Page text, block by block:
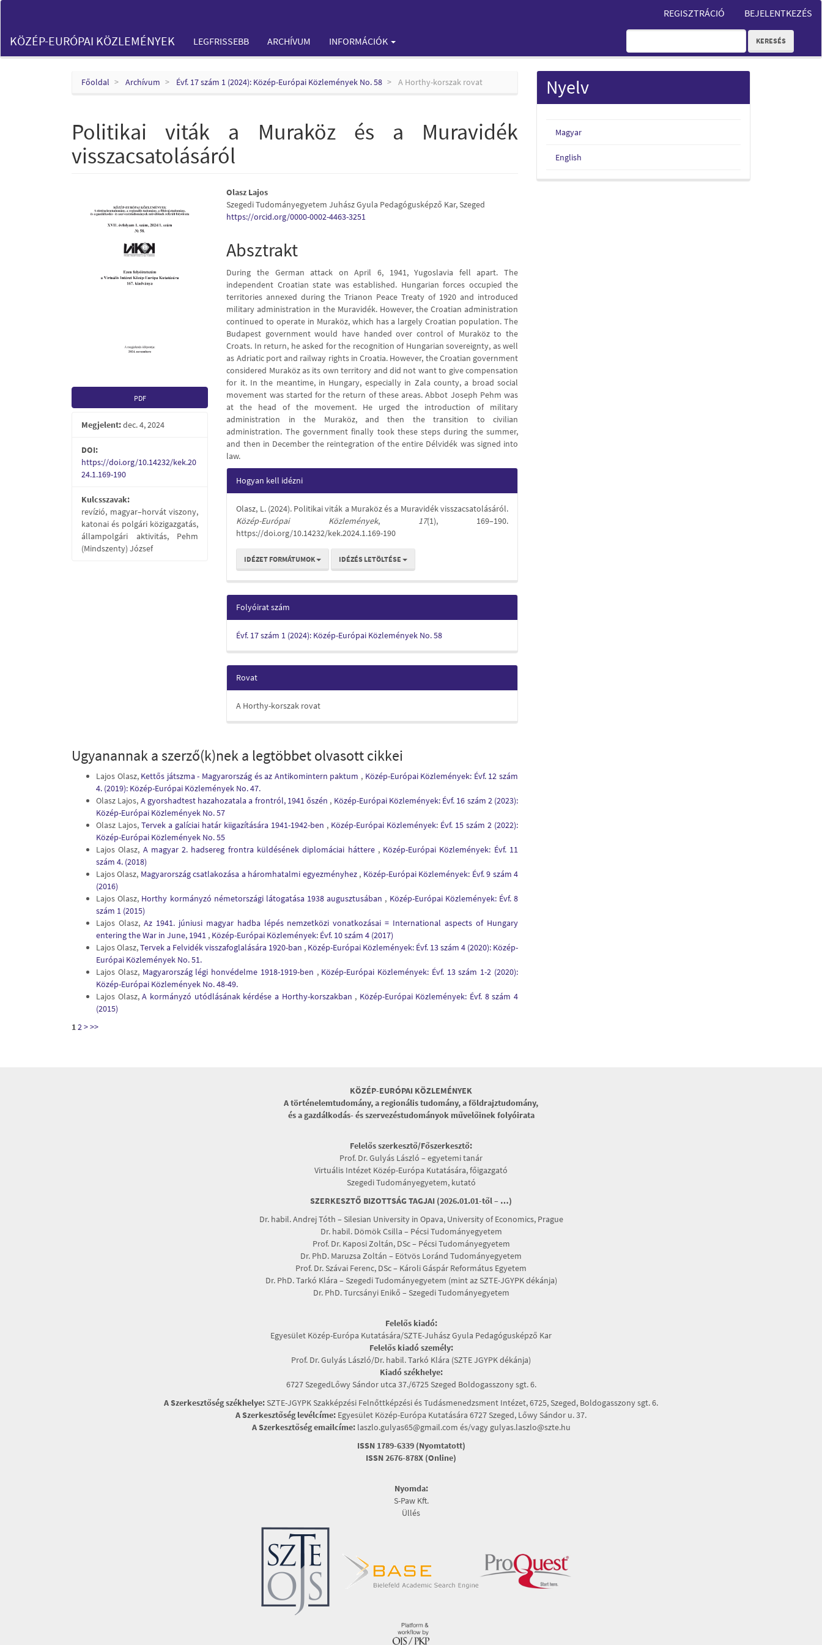
Content
Sidebar
REGISZTRÁCIÓ BEJELENTKEZÉS
KÖZÉP-EURÓPAI KÖZLEMÉNYEK LEGFRISSEBB ARCHÍVUM INFORMÁCIÓK KERESÉS
Főoldal Archívum Évf. 17 szám 1 (2024): Közép-Európai Közlemények No. 58 A Horthy-korszak rovat
Politikai viták a Muraköz és a Muravidék
visszacsatolásáról
Sidebar
PDF
Megjelent:dec. 4, 2024
DOI:
https://doi.org/10.14232/kek.20
24.1.169-190
Kulcsszavak:
revízió, magyar–horvát viszony,
katonai és polgári közigazgatás,
állampolgári aktivitás, Pehm
(Mindszenty) József
Main
Article
Olasz Lajos
Szegedi Tudományegyetem Juhász Gyula Pedagógusképző Kar, Szeged
https://orcid.org/0000-0002-4463-3251
Absztrakt
During the German attack on April 6, 1941, Yugoslavia fell apart. The
independent Croatian state was established. Hungarian forces occupied the
territories annexed during the Trianon Peace Treaty of 1920 and introduced
military administration in the Muravidék. However, the Croatian administration
continued to operate in Muraköz, which has a largely Croatian population. The
Budapest government would have handed over control of Muraköz to the
Croats. In return, he asked for the recognition of Hungarian sovereignty, as well
as Adriatic port and railway rights in Croatia. However, the Croatian government
considered Muraköz as its own territory and did not want to give compensation
for it. In the meantime, in Hungary, especially in Zala county, a broad social
movement was started for the return of these areas. Abbot Joseph Pehm was
at the head of the movement. He urged the introduction of military
administration in the Muraköz, and then the transition to civilian
administration. The government finally took these steps during the summer,
and then in December the reintegration of the entire Délvidék was signed into
law.
Article
Details
Hogyan kell idézni
Olasz, L. (2024). Politikai viták a Muraköz és a Muravidék visszacsatolásáról.
Közép-Európai Közlemények, 17(1), 169–190.
https://doi.org/10.14232/kek.2024.1.169-190
IDÉZET FORMÁTUMOK IDÉZÉS LETÖLTÉSE
Folyóirat szám
Évf. 17 szám 1 (2024): Közép-Európai Közlemények No. 58
Rovat
A Horthy-korszak rovat
Ugyanannak a szerző(k)nek a legtöbbet olvasott cikkei
Lajos Olasz, Kettős játszma - Magyarország és az Antikomintern paktum , Közép-Európai Közlemények: Évf. 12 szám
4. (2019): Közép-Európai Közlemények No. 47.
Olasz Lajos, A gyorshadtest hazahozatala a frontról, 1941 őszén , Közép-Európai Közlemények: Évf. 16 szám 2 (2023):
Közép-Európai Közlemények No. 57
Olasz Lajos, Tervek a galíciai határ kiigazítására 1941-1942-ben , Közép-Európai Közlemények: Évf. 15 szám 2 (2022):
Közép-Európai Közlemények No. 55
Lajos Olasz, A magyar 2. hadsereg frontra küldésének diplomáciai háttere , Közép-Európai Közlemények: Évf. 11
szám 4. (2018)
Lajos Olasz, Magyarország csatlakozása a háromhatalmi egyezményhez , Közép-Európai Közlemények: Évf. 9 szám 4
(2016)
Lajos Olasz, Horthy kormányzó németországi látogatása 1938 augusztusában , Közép-Európai Közlemények: Évf. 8
szám 1 (2015)
Lajos Olasz, Az 1941. júniusi magyar hadba lépés nemzetközi vonatkozásai = International aspects of Hungary
entering the War in June, 1941 , Közép-Európai Közlemények: Évf. 10 szám 4 (2017)
Lajos Olasz,Tervek a Felvidék visszafoglalására 1920-ban , Közép-Európai Közlemények: Évf. 13 szám 4 (2020): Közép-
Európai Közlemények No. 51.
Lajos Olasz, Magyarország légi honvédelme 1918-1919-ben , Közép-Európai Közlemények: Évf. 13 szám 1-2 (2020):
Közép-Európai Közlemények No. 48-49.
Lajos Olasz,A kormányzó utódlásának kérdése a Horthy-korszakban , Közép-Európai Közlemények: Évf. 8 szám 4
(2015)
12>>>
Nyelv
Magyar
English
KÖZÉP-EURÓPAI KÖZLEMÉNYEK
A történelemtudomány, a regionális tudomány, a földrajztudomány,
és a gazdálkodás- és szervezéstudományok művelőinek folyóirata
Felelős szerkesztő/Főszerkesztő:
Prof. Dr. Gulyás László – egyetemi tanár
Virtuális Intézet Közép-Európa Kutatására, főigazgató
Szegedi Tudományegyetem, kutató
SZERKESZTŐ BIZOTTSÁG TAGJAI (2026.01.01-től – …)
Dr. habil. Andrej Tóth – Silesian University in Opava, University of Economics, Prague
Dr. habil. Dömök Csilla – Pécsi Tudományegyetem
Prof. Dr. Kaposi Zoltán, DSc – Pécsi Tudományegyetem
Dr. PhD. Maruzsa Zoltán – Eötvös Loránd Tudományegyetem
Prof. Dr. Szávai Ferenc, DSc – Károli Gáspár Református Egyetem
Dr. PhD. Tarkó Klára – Szegedi Tudományegyetem (mint az SZTE-JGYPK dékánja)
Dr. PhD. Turcsányi Enikő – Szegedi Tudományegyetem
Felelős kiadó:
Egyesület Közép-Európa Kutatására/SZTE-Juhász Gyula Pedagógusképző Kar
Felelős kiadó személy:
Prof. Dr. Gulyás László/Dr. habil. Tarkó Klára (SZTE JGYPK dékánja)
Kiadó székhelye:
6727 SzegedLőwy Sándor utca 37./6725 Szeged Boldogasszony sgt. 6.
A Szerkesztőség székhelye:SZTE-JGYPK Szakképzési Felnőttképzési és Tudásmenedzsment Intézet, 6725, Szeged, Boldogasszony sgt. 6.
A Szerkesztőség levélcíme: Egyesület Közép-Európa Kutatására 6727 Szeged, Lőwy Sándor u. 37.
A Szerkesztőség emailcíme:laszlo.gulyas65@gmail.com és/vagy gulyas.laszlo@szte.hu
ISSN 1789-6339 (Nyomtatott)
ISSN 2676-878X (Online)
Nyomda:
S-Paw Kft.
Üllés